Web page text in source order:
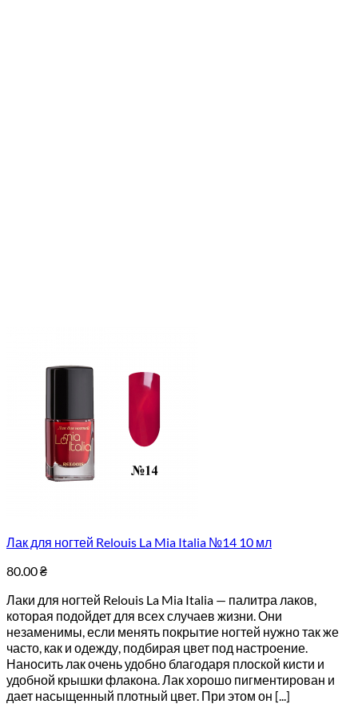
Лак для ногтей Relouis La Mia Italia №14 10 мл
80.00₴
Лаки для ногтей Relouis La Mia Italia — палитра лаков,
которая подойдет для всех случаев жизни. Они
незаменимы, если менять покрытие ногтей нужно так же
часто, как и одежду, подбирая цвет под настроение.
Наносить лак очень удобно благодаря плоской кисти и
удобной крышки флакона. Лак хорошо пигментирован и
дает насыщенный плотный цвет. При этом он [...]